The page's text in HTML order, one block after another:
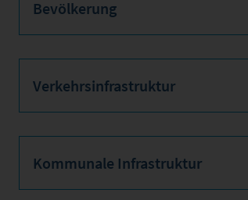
Bevölkerung
Verkehrsinfrastruktur
Kommunale Infrastruktur